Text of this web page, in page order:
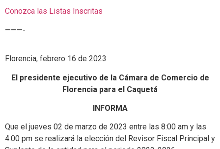
Conozca las Listas Inscritas
———-
Florencia, febrero 16 de 2023
El presidente ejecutivo de la Cámara de Comercio de
Florencia para el Caquetá
INFORMA
Que el jueves 02 de marzo de 2023 entre las 8:00 am y las
4:00 pm se realizará la elección del Revisor Fiscal Principal y